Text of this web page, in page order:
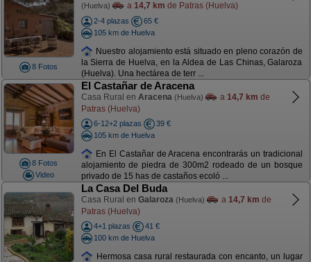
8 Fotos
(Huelva) a 14,7 km de Patras (Huelva)
2-4 plazas
65 €
105 km de Huelva
Nuestro alojamiento está situado en pleno corazón de
la Sierra de Huelva, en la Aldea de Las Chinas, Galaroza
(Huelva). Una hectárea de terr ...
8 Fotos
Video
El Castañar de Aracena
Casa Rural en Aracena (Huelva) a 14,7 km de
Patras (Huelva)
6-12+2 plazas
39 €
105 km de Huelva
En El Castañar de Aracena encontrarás un tradicional
alojamiento de piedra de 300m2 rodeado de un bosque
privado de 15 has de castaños ecoló ...
La Casa Del Buda
Casa Rural en Galaroza (Huelva) a 14,7 km de
Patras (Huelva)
4+1 plazas
41 €
100 km de Huelva
Hermosa casa rural restaurada con encanto, un lugar